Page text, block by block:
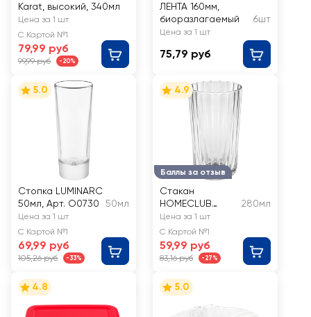
Karat, высокий, 340мл
Цена за 1 шт
С Картой №1
79,99 руб
99,99 руб -20%
ЛЕНТА 160мм,
биоразлагаемый
6шт
Цена за 1 шт
75,79 руб
5.0
Стопка LUMINARC
50мл, Арт. O0730
50мл
Цена за 1 шт
С Картой №1
69,99 руб
105,26 руб -33%
Баллы за отзыв
4.9
Стакан
HOMECLUB
Мистерия,
высокий, 280мл,
Арт. 23с2346 ST
280мл
Цена за 1 шт
С Картой №1
59,99 руб
83,16 руб -27%
4.8 5.0